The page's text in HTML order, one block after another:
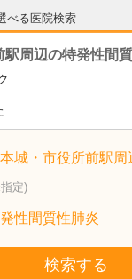
べる医院検索
び
駅周辺の特発性間
城・市役所前駅周
定)
性間質性肺炎
検索する